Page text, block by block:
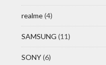
realme(4)
SAMSUNG (11)
SONY(6)